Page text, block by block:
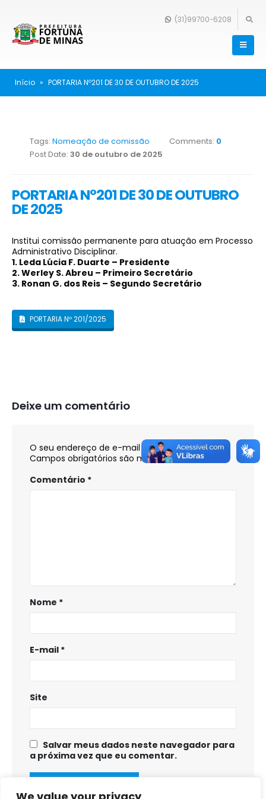
(31)99700-6208
Início » PORTARIA Nº201 DE 30 DE OUTUBRO DE 2025
Tags: Nomeação de comissão Comments: 0
Post Date: 30 de outubro de 2025
PORTARIA Nº201 DE 30 DE OUTUBRO
DE 2025
Institui comissão permanente para atuação em Processo
Administrativo Disciplinar.
1. Leda Lúcia F. Duarte – Presidente
2. Werley S. Abreu – Primeiro Secretário
3. Ronan G. dos Reis – Segundo Secretário
PORTARIA Nº 201/2025
Deixe um comentário
O seu endereço de e-mail não será publicado.
Campos obrigatórios são marcados com*
Comentário *
Nome *
E-mail *
Site
Salvar meus dados neste navegador para
a próxima vez que eu comentar.